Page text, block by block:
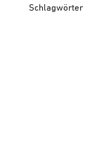
Schlagwörter